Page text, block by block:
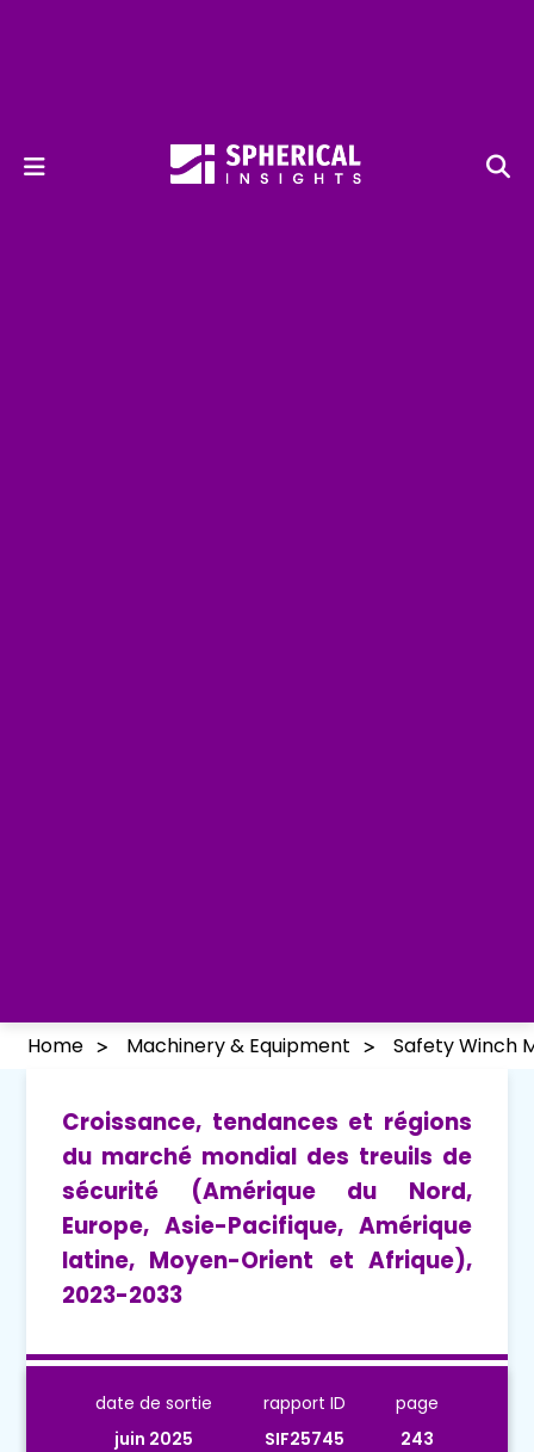
Home Machinery & Equipment Safety Winch
Croissance, tendances et régions
du marché mondial des treuils de
sécurité (Amérique du Nord,
Europe, Asie-Pacifique, Amérique
latine, Moyen-Orient et Afrique),
2023-2033
date de sortie
juin 2025
rapport ID
SIF25745
page
243